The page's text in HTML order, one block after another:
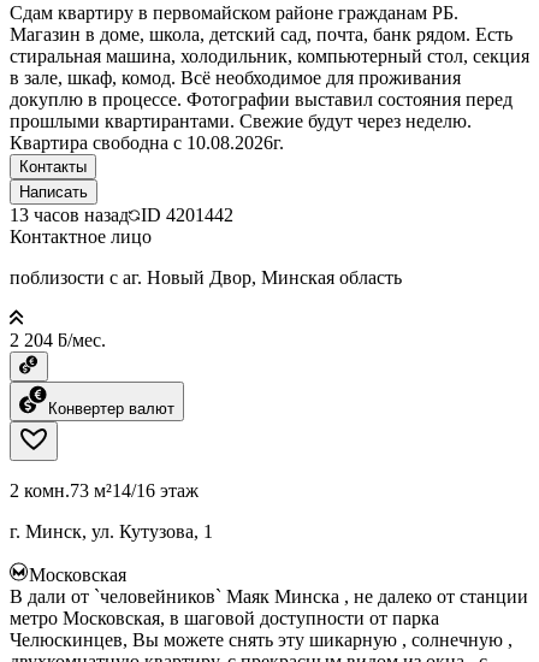
Сдам квартиру в первомайском районе гражданам РБ.
Магазин в доме, школа, детский сад, почта, банк рядом. Есть
стиральная машина, холодильник, компьютерный стол, секция
в зале, шкаф, комод. Всё необходимое для проживания
докуплю в процессе. Фотографии выставил состояния перед
прошлыми квартирантами. Свежие будут через неделю.
Квартира свободна с 10.08.2026г.
Контакты
Написать
13 часов назад ID 4201442
Контактное лицо
поблизости с аг. Новый Двор, Минская область
2 204 ƃ/мес.
Конвертер валют
2 комн.73 м²14/16 этаж
г. Минск, ул. Кутузова, 1
Московская
В дали от `человейников` Маяк Минска , не далеко от станции
метро Московская, в шаговой доступности от парка
Челюскинцев, Вы можете снять эту шикарную , солнечную ,